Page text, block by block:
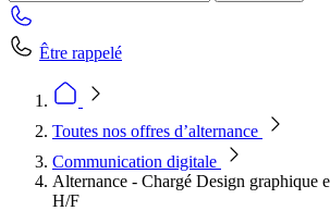
Être rappelé
Toutes nos offres d’alternance
Communication digitale
Alternance - Chargé Design graphique
H/F